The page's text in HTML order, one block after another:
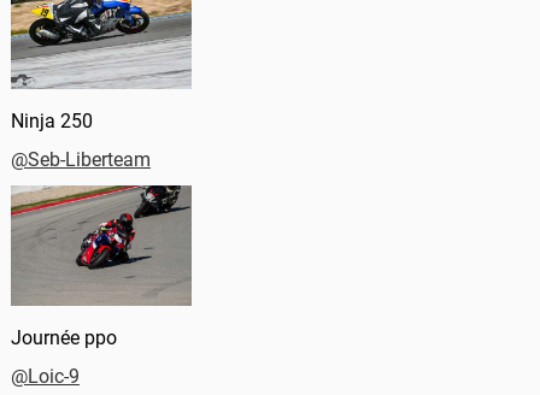
Ninja 250
@Seb-Liberteam
Journée ppo
@Loic-9